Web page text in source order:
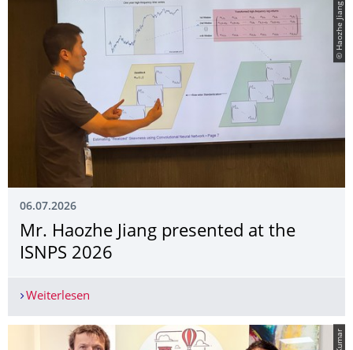
© Haozhe Jiang
06.07.2026
Mr. Haozhe Jiang presented at the
ISNPS 2026
Weiterlesen